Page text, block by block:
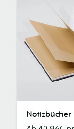
nach